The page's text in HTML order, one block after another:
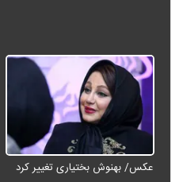
عکس/ بهنوش بختیاری تغییر کرد